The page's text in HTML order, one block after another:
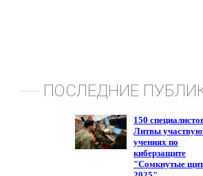
ПОСЛЕДНИЕ